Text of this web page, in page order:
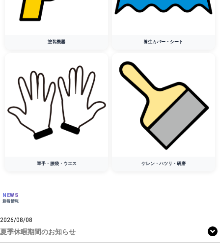
塗装機器 養生カバー・シート
軍手・腰袋・ウエス ケレン・ハツリ・研磨
NEWS
新着情報
2026/08/08
夏季休暇期間のお知らせ